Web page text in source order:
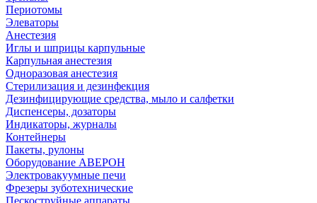
Периотомы
Элеваторы
Анестезия
Иглы и шприцы карпульные
Карпульная анестезия
Одноразовая анестезия
Стерилизация и дезинфекция
Дезинфицирующие средства, мыло и салфетки
Диспенсеры, дозаторы
Индикаторы, журналы
Контейнеры
Пакеты, рулоны
Оборудование АВЕРОН
Электровакуумные печи
Фрезеры зуботехнические
Пескоструйные аппараты